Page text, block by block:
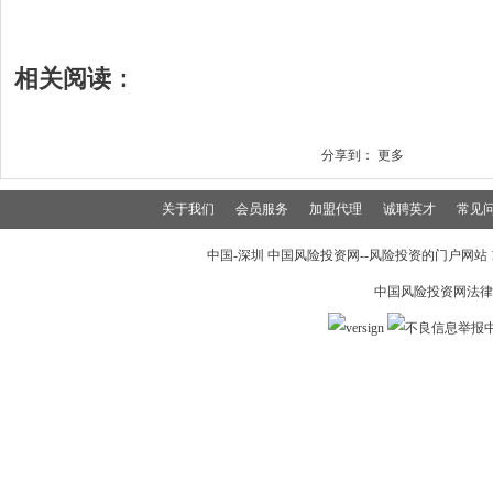
相关阅读：
分享到： 更多
关于我们 会员服务 加盟代理 诚聘英才 常见
中国-深圳 中国风险投资网--风险投资的门户网
中国风险投资网法